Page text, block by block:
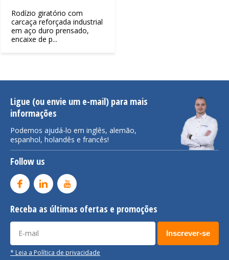
Rodízio giratório com
carcaça reforçada industrial
em aço duro prensado,
encaixe de p...
Ligue (ou envie um e-mail) para mais
informações
Podemos ajudá-lo em inglês, alemão,
espanhol, holandês e francês!
Follow us
Receba as últimas ofertas e promoções
Inscrever-se
* Leia a Política de privacidade